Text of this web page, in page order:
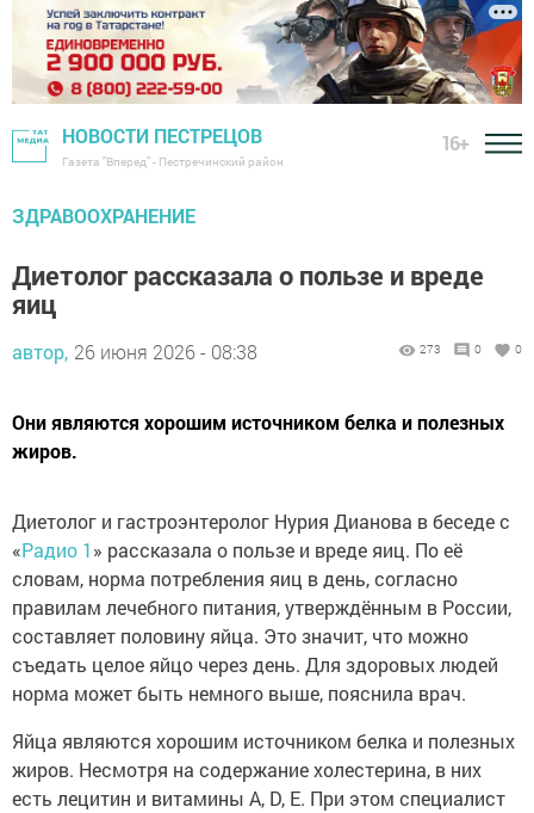
НОВОСТИ ПЕСТРЕЦОВ
Газета "Вперед" - Пестречинский район
16+
ЗДРАВООХРАНЕНИЕ
Диетолог рассказала о пользе и вреде
яиц
автор, 26 июня 2026 - 08:38 273 0 0
Они являются хорошим источником белка и полезных
жиров.
Диетолог и гастроэнтеролог Нурия Дианова в беседе с
«Радио 1» рассказала о пользе и вреде яиц. По её
словам, норма потребления яиц в день, согласно
правилам лечебного питания, утверждённым в России,
составляет половину яйца. Это значит, что можно
съедать целое яйцо через день. Для здоровых людей
норма может быть немного выше, пояснила врач.
Яйца являются хорошим источником белка и полезных
жиров. Несмотря на содержание холестерина, в них
есть лецитин и витамины A, D, Е. При этом специалист